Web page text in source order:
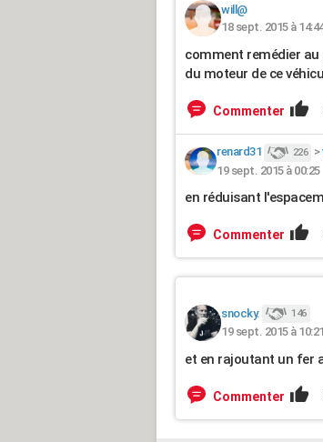
will@
18 sept. 2015 à
comment remédier au
du moteur de ce
Commenter
renard31 226 >
19 sept. 2015 à 00:25
en réduisant
Commenter
snocky. 146
19 sept. 2015 à 10:21
et en rajoutant un fer
Commenter